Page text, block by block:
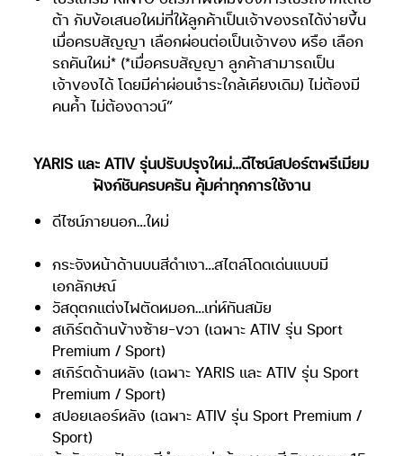
ต้า กับข้อเสนอใหม่ที่ให้ลูกค้าเป็นเจ้าของรถได้ง่ายขึ้น
เมื่อครบสัญญา เลือกผ่อนต่อเป็นเจ้าของ หรือ เลือก
รถคันใหม่* (*เมื่อครบสัญญา ลูกค้าสามารถเป็น
เจ้าของได้ โดยมีค่าผ่อนชำระใกล้เคียงเดิม) ไม่ต้องมี
คนค้ำ ไม่ต้องดาวน์”
YARIS และ ATIV รุ่นปรับปรุงใหม่…ดีไซน์สปอร์ตพรีเมียม
ฟังก์ชันครบครัน คุ้มค่าทุกการใช้งาน
ดีไซน์ภายนอก…ใหม่
กระจังหน้าด้านบนสีดำเงา…สไตล์โดดเด่นแบบมี
เอกลักษณ์
วัสดุตกแต่งไฟตัดหมอก…เท่ห์ทันสมัย
สเกิร์ตด้านข้างซ้าย-ขวา (เฉพาะ ATIV รุ่น Sport
Premium / Sport)
สเกิร์ตด้านหลัง (เฉพาะ YARIS และ ATIV รุ่น Sport
Premium / Sport)
สปอยเลอร์หลัง (เฉพาะ ATIV รุ่น Sport Premium /
Sport)